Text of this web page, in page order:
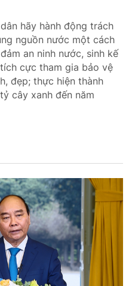
hãy hành động trách
nguồn nước một cách
an ninh nước, sinh kế
cực tham gia bảo vệ
đẹp; thực hiện thành
cây xanh đến năm